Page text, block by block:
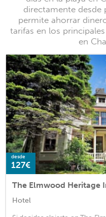
directamente desde
permite ahorrar
tarifas en los
en
desde
127€
The Elmwood Heritage
Hotel